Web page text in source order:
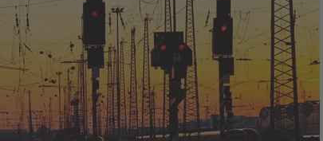
Information and communications technology ICT
Microelectronics